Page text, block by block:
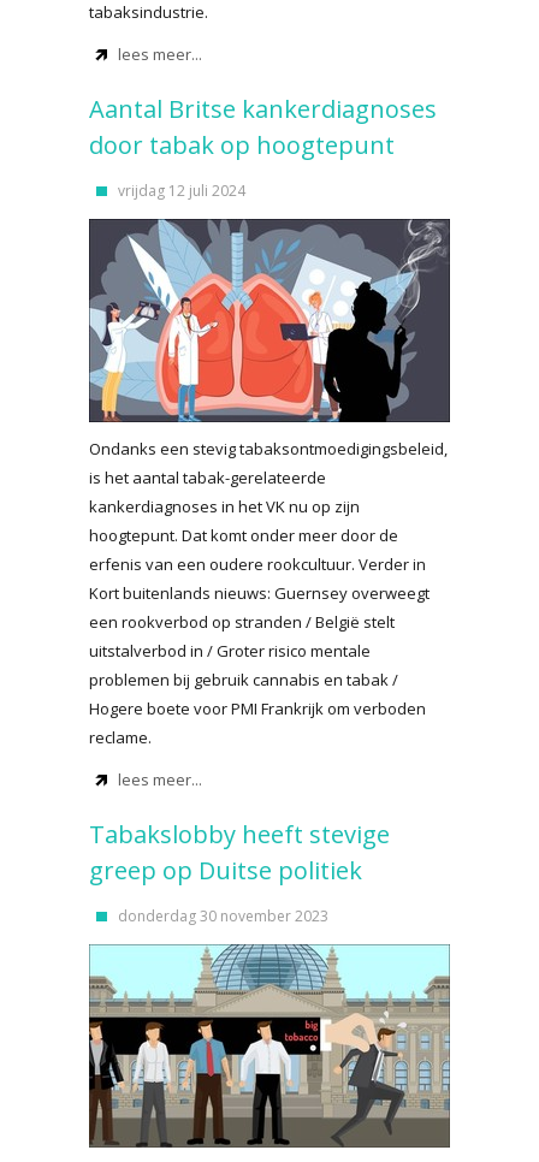
tabaksindustrie.
lees meer...
Aantal Britse kankerdiagnoses
door tabak op hoogtepunt
vrijdag 12 juli 2024
Ondanks een stevig tabaksontmoedigingsbeleid,
is het aantal tabak-gerelateerde
kankerdiagnoses in het VK nu op zijn
hoogtepunt. Dat komt onder meer door de
erfenis van een oudere rookcultuur. Verder in
Kort buitenlands nieuws: Guernsey overweegt
een rookverbod op stranden / België stelt
uitstalverbod in / Groter risico mentale
problemen bij gebruik cannabis en tabak /
Hogere boete voor PMI Frankrijk om verboden
reclame.
lees meer...
Tabakslobby heeft stevige
greep op Duitse politiek
donderdag 30 november 2023